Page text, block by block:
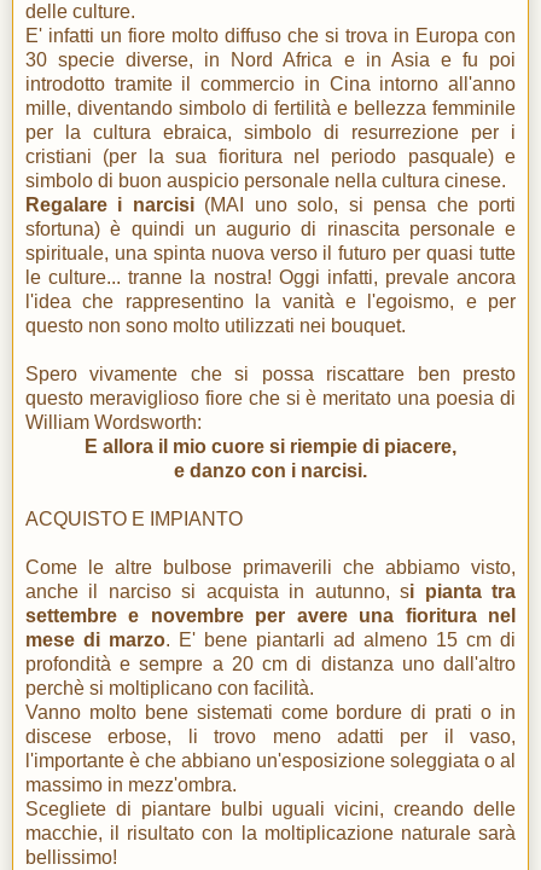
delle culture.
E' infatti un fiore molto diffuso che si trova in Europa con
30 specie diverse, in Nord Africa e in Asia e fu poi
introdotto tramite il commercio in Cina intorno all'anno
mille, diventando simbolo di fertilità e bellezza femminile
per la cultura ebraica, simbolo di resurrezione per i
cristiani (per la sua fioritura nel periodo pasquale) e
simbolo di buon auspicio personale nella cultura cinese.
Regalare i narcisi(MAI uno solo, si pensa che porti
sfortuna) è quindi un augurio di rinascita personale e
spirituale, una spinta nuova verso il futuro per quasi tutte
le culture... tranne la nostra! Oggi infatti, prevale ancora
l'idea che rappresentino la vanità e l'egoismo, e per
questo non sono molto utilizzati nei bouquet.
Spero vivamente che si possa riscattare ben presto
questo meraviglioso fiore che si è meritato una poesia di
William Wordsworth:
E allora il mio cuore si riempie di piacere,
e danzo con i narcisi.
ACQUISTO E IMPIANTO
Come le altre bulbose primaverili che abbiamo visto,
anche il narciso si acquista in autunno, si pianta tra
settembre e novembre per avere una fioritura nel
mese di marzo. E' bene piantarli ad almeno 15 cm di
profondità e sempre a 20 cm di distanza uno dall'altro
perchè si moltiplicano con facilità.
Vanno molto bene sistemati come bordure di prati o in
discese erbose, li trovo meno adatti per il vaso,
l'importante è che abbiano un'esposizione soleggiata o al
massimo in mezz'ombra.
Scegliete di piantare bulbi uguali vicini, creando delle
macchie, il risultato con la moltiplicazione naturale sarà
bellissimo!